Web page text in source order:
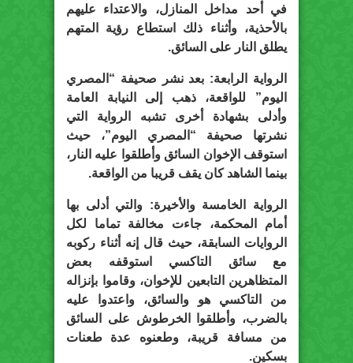
في أحد مداخل المنازل، والاعتداء عليهم
بالأحذية، وأثناء ذلك استطاع رؤية المتهم
يطلق النار على السائق.
الرواية الرابعة: بعد نشر صحيفة “المصري
اليوم” للواقعة، ذهب إلى النيابة العامة
وأدلى بشهادة أخرى تشبه الرواية التي
نشرتها صحيفة “المصري اليوم”، حيث
استوقف الإخوان السائق وأطلقوا عليه النار،
بينما الشاهد كان يقف قريبا من الواقعة.
الرواية الخامسة والأخيرة: والتي أدلى بها
أمام المحكمة، جاءت مخالفة تماما لكل
الروايات السابقة، حيث قال إنه أثناء ركوبه
مع سائق التاكسي استوقفه بعض
المتظاهرين التابعين للإخوان، وقاموا بإنزاله
من التاكسي هو والسائق، واعتدوا عليه
بالضرب، وأطلقوا الخرطوش على السائق
من مسافة قريبة، وطعنوه عدة طعنات
بسكين.